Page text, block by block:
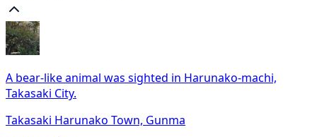
A bear-like animal was sighted in Harunako-machi,
Takasaki City.
Takasaki Harunako Town, Gunma